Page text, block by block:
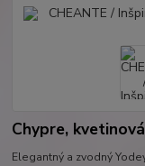
Chypre,
Elegantný a zvodný